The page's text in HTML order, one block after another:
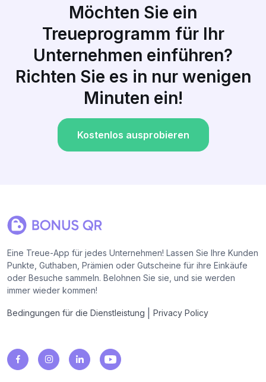
Möchten Sie ein
Treueprogramm für Ihr
Unternehmen einführen?
Richten Sie es in nur wenigen
Minuten ein!
Kostenlos ausprobieren
Eine Treue-App für jedes Unternehmen! Lassen Sie Ihre Kunden
Punkte, Guthaben, Prämien oder Gutscheine für ihre Einkäufe
oder Besuche sammeln. Belohnen Sie sie, und sie werden
immer wieder kommen!
Bedingungen für die Dienstleistung Privacy Policy